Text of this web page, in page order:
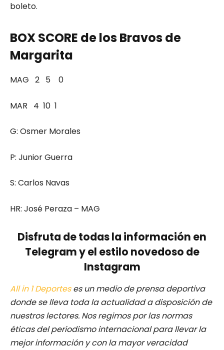
boleto.
BOX SCORE de los Bravos de
Margarita
MAG 2 5 0
MAR 4 10 1
G: Osmer Morales
P: Junior Guerra
S: Carlos Navas
HR: José Peraza – MAG
Disfruta de todas la información en
Telegram y el estilo novedoso de
Instagram
All in 1 Deporteses un medio de prensa deportiva
donde se lleva toda la actualidad a disposición de
nuestros lectores. Nos regimos por las normas
éticas del periodismo internacional para llevar la
mejor información y con la mayor veracidad